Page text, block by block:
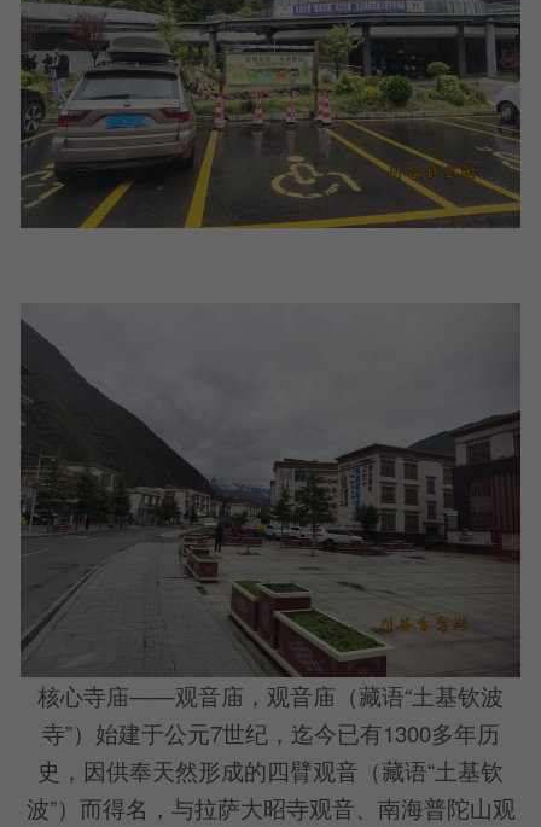
核心寺庙——观音庙，观音庙（藏语“土基钦波
寺”）始建于公元7世纪，迄今已有1300多年历
史，因供奉天然形成的四臂观音（藏语“土基钦
波”）而得名，与拉萨大昭寺观音、南海普陀山观